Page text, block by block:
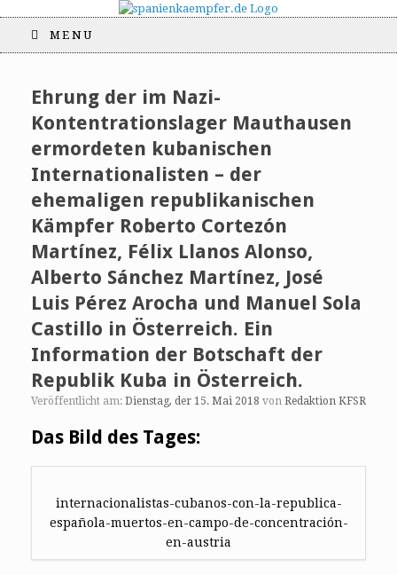
MENU
Ehrung der im Nazi-
Kontentrationslager Mauthausen
ermordeten kubanischen
Internationalisten – der
ehemaligen republikanischen
Kämpfer Roberto Cortezón
Martínez, Félix Llanos Alonso,
Alberto Sánchez Martínez, José
Luis Pérez Arocha und Manuel Sola
Castillo in Österreich. Ein
Information der Botschaft der
Republik Kuba in Österreich.
Veröffentlicht am: Dienstag, der 15. Mai 2018 von Redaktion KFSR
Das Bild des Tages:
internacionalistas-cubanos-con-la-republica-
española-muertos-en-campo-de-concentración-
en-austria